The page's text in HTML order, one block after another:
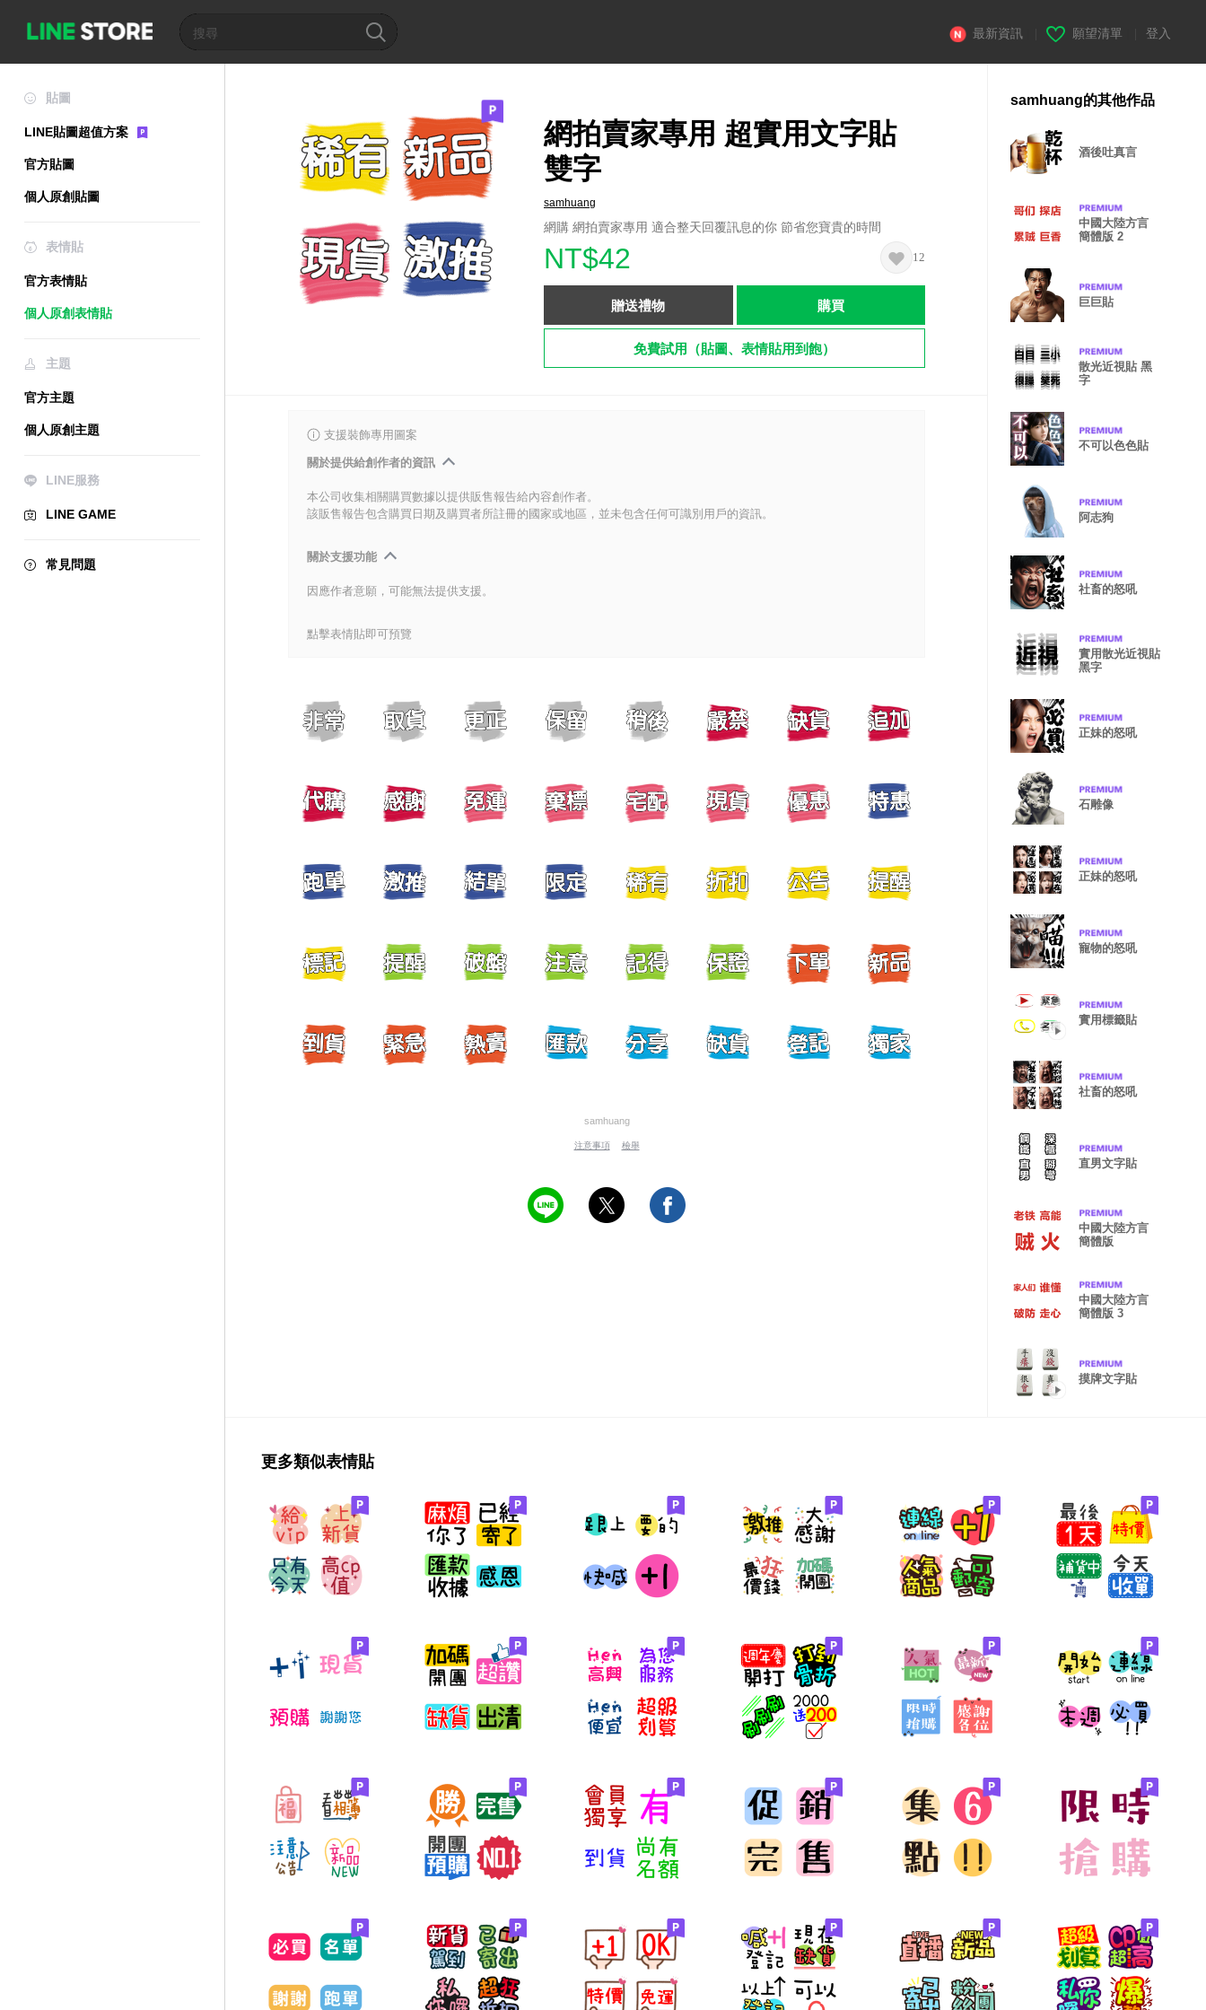
最新資訊 願望清單 登入
貼圖
LINE貼圖超值方案
官方貼圖
個人原創貼圖
表情貼
官方表情貼
個人原創表情貼
主題
官方主題
個人原創主題
LINE服務
LINE GAME
常見問題
網拍賣家專用 超實用文字貼
雙字
samhuang
網購 網拍賣家專用 適合整天回覆訊息的你 節省您寶貴的時間
NT$42 12
贈送禮物 購買
免費試用（貼圖、表情貼用到飽）
支援裝飾專用圖案
關於提供給創作者的資訊
本公司收集相關購買數據以提供販售報告給內容創作者。
該販售報告包含購買日期及購買者所註冊的國家或地區，並未包含任何可識別用戶的資訊。
關於支援功能
因應作者意願，可能無法提供支援。
點擊表情貼即可預覽
samhuang
注意事項 檢舉
samhuang的其他作品
酒後吐真言
中國大陸方言
簡體版 2
巨巨貼
散光近視貼 黑
字
不可以色色貼
阿志狗
社畜的怒吼
實用散光近視貼
黑字
正妹的怒吼
石雕像
正妹的怒吼
寵物的怒吼
實用標籤貼
社畜的怒吼
直男文字貼
中國大陸方言
簡體版
中國大陸方言
簡體版 3
摸牌文字貼
更多類似表情貼